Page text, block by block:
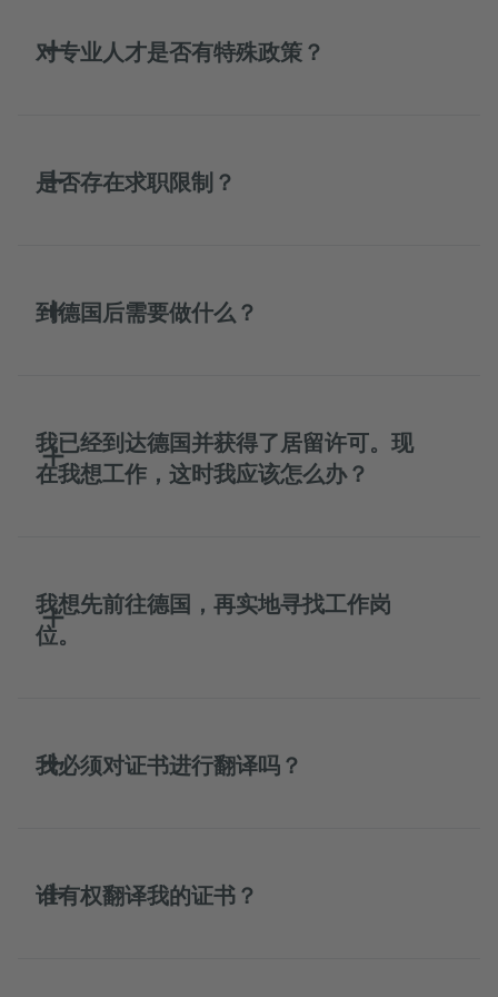
对专业人才是否有特殊政策？
是否存在求职限制？
到德国后需要做什么？
我已经到达德国并获得了居留许可。现
在我想工作，这时我应该怎么办？
我想先前往德国，再实地寻找工作岗
位。
我必须对证书进行翻译吗？
谁有权翻译我的证书？